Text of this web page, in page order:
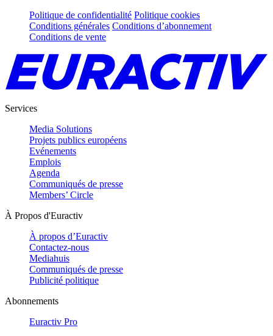
Politique de confidentialité Politique cookies
Conditions générales Conditions d’abonnement
Conditions de vente
Services
Media Solutions
Projets publics européens
Evénements
Emplois
Agenda
Communiqués de presse
Members’ Circle
À Propos d'Euractiv
À propos d’Euractiv
Contactez-nous
Mediahuis
Communiqués de presse
Publicité politique
Abonnements
Euractiv Pro